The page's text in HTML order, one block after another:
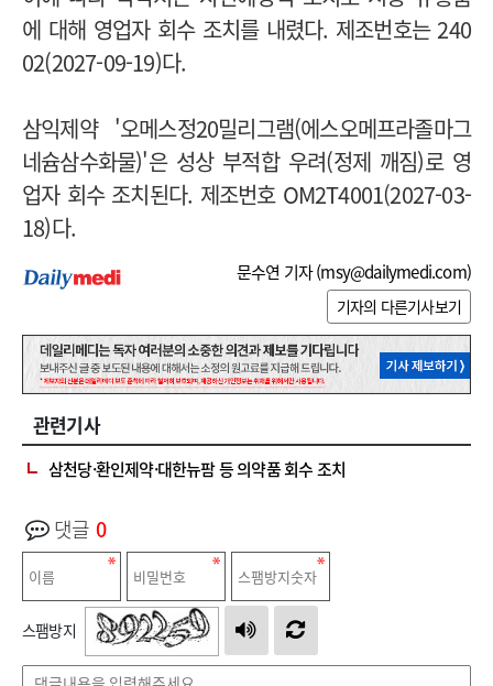
에 대해 영업자 회수 조치를 내렸다. 제조번호는 240
02(2027-09-19)다.
삼익제약 '오메스정20밀리그램(에스오메프라졸마그
네슘삼수화물)'은 성상 부적합 우려(정제 깨짐)로 영
업자 회수 조치된다. 제조번호 OM2T4001(2027-03-
18)다.
문수연 기자 (msy@dailymedi.com)
기자의 다른기사보기
관련기사
삼천당·환인제약·대한뉴팜 등 의약품 회수 조치
댓글 0
스팸방지